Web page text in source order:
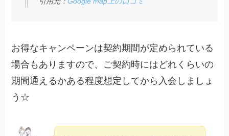
お得なキャンペーンは契約期間が定められている
場合もありますので、ご契約時にはどれくらいの
期間通えるかある程度想定してから入会しましょ
う☆